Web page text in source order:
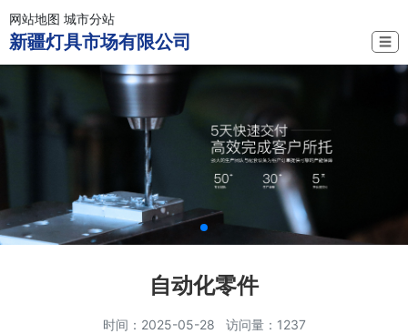
网站地图 城市分站
新疆灯具市场有限公司 ☰
自动化零件
时间：2025-05-28 访问量：1237